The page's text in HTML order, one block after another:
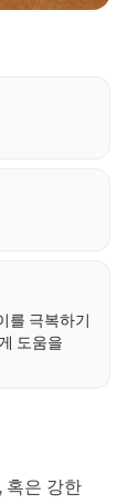
를 극복하기
도움을
혹은 강한